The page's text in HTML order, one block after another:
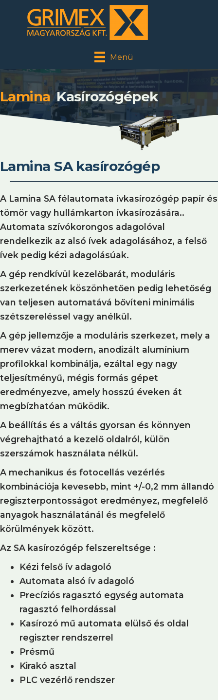
Menü
Lamina Kasírozógépek
Lamina SA kasírozógép
A Lamina SA félautomata ívkasírozógép papír és
tömör vagy hullámkarton ívkasírozására..
Automata szívókorongos adagolóval
rendelkezik az alsó ívek adagolásához, a felső
ívek pedig kézi adagolásúak.
A gép rendkívül kezelőbarát, moduláris
szerkezetének köszönhetően pedig lehetőség
van teljesen automatává bővíteni minimális
szétszereléssel vagy anélkül.
A gép jellemzője a moduláris szerkezet, mely a
merev vázat modern, anodizált alumínium
profilokkal kombinálja, ezáltal egy nagy
teljesítményű, mégis formás gépet
eredményezve, amely hosszú éveken át
megbízhatóan működik.
A beállítás és a váltás gyorsan és könnyen
végrehajtható a kezelő oldalról, külön
szerszámok használata nélkül.
A mechanikus és fotocellás vezérlés
kombinációja kevesebb, mint +/-0,2 mm állandó
regiszterpontosságot eredményez, megfelelő
anyagok használatánál és megfelelő
körülmények között.
Az SA kasírozógép felszereltsége :
Kézi felső ív adagoló
Automata alsó ív adagoló
Precíziós ragasztó egység automata
ragasztó felhordással
Kasírozó mű automata elülső és oldal
regiszter rendszerrel
Présmű
Kirakó asztal
PLC vezérlő rendszer